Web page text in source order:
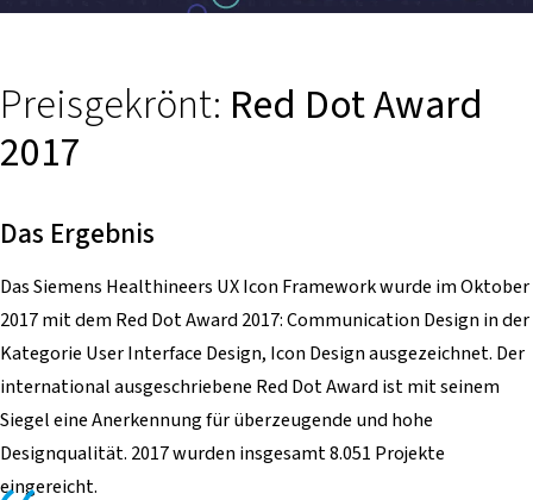
Preisgekrönt: Red Dot Award
2017
Das Ergebnis
Das Siemens Healthineers UX Icon Framework wurde im Oktober
2017 mit dem Red Dot Award 2017: Communication Design in der
Kategorie User Interface Design, Icon Design ausgezeichnet. Der
international ausgeschriebene Red Dot Award ist mit seinem
Siegel eine Anerkennung für überzeugende und hohe
Designqualität. 2017 wurden insgesamt 8.051 Projekte
eingereicht.